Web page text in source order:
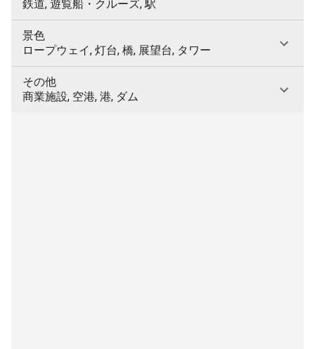
鉄道, 遊覧船・クルーズ, 駅
景色
ロープウェイ, 灯台, 橋, 展望台, タワー
その他
商業施設, 空港, 港, ダム